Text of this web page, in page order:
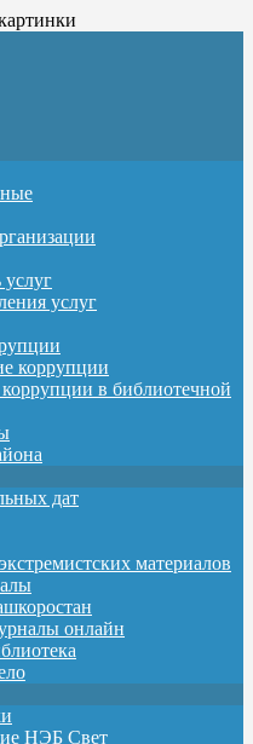
услуг
коррупции
в библиотечной
дат
материалов
онлайн
НЭБ Свет